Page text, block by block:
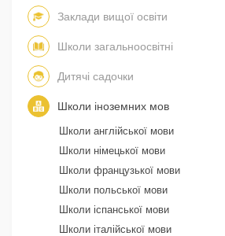
Заклади вищої освіти
Школи загальноосвітні
Дитячі садочки
Школи іноземних мов
Школи англійської мови
Школи німецької мови
Школи французької мови
Школи польської мови
Школи іспанської мови
Школи італійської мови